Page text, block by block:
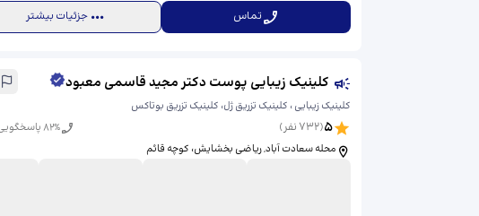
تماس جزئیات بیشتر
کلینیک زیبایی پوست دکتر مجید قاسمی معبود
کلینیک زیبایی ، کلینیک تزریق ژل، کلینیک تزریق بوتاکس
5
(
732 نفر) 82% پاسخگویی موفق
محله سعادت آباد, ریاضی بخشایش، کوچه قائم